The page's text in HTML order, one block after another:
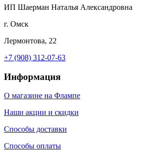
ИП Шаерман Наталья Александровна
г. Омск
Лермонтова, 22
+7 (908) 312-07-63
Информация
О магазине на Флампе
Наши акции и скидки
Способы доставки
Способы оплаты